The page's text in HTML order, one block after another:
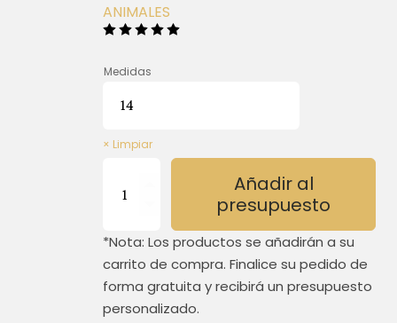
ANIMALES
Medidas
Limpiar
cantidad
Añadir al
presupuesto
*Nota: Los productos se añadirán a su
carrito de compra. Finalice su pedido de
forma gratuita y recibirá un presupuesto
personalizado.